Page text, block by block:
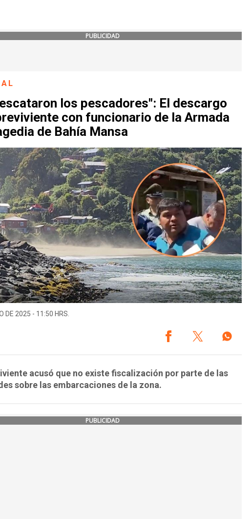
PUBLICIDAD
los pescadores": El descargo
con funcionario de la Armada
de Bahía Mansa
DE 2025 - 11:50 HRS.
acusó que no existe fiscalización por parte de las
sobre las embarcaciones de la zona.
PUBLICIDAD